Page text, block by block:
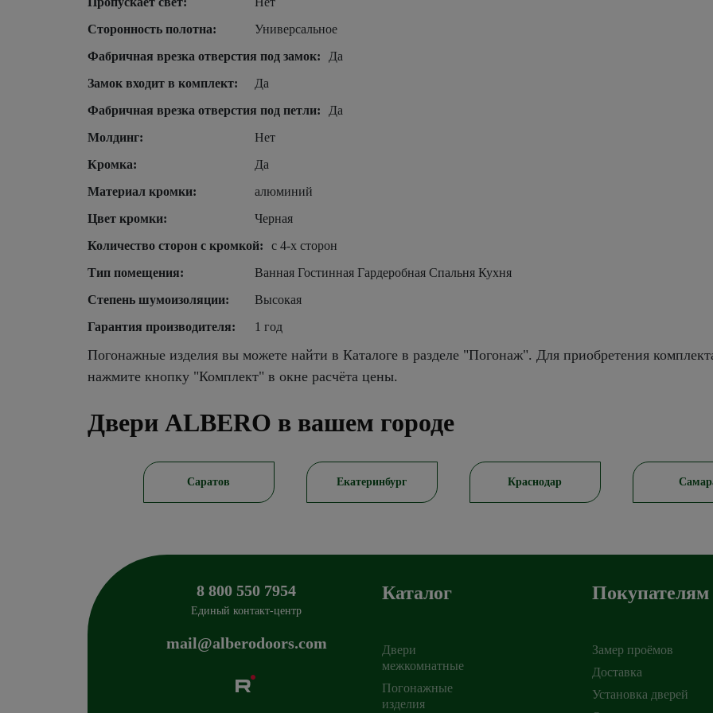
Сторонность полотна:
Универсальное
Фабричная врезка отверстия под замок:
Да
Замок входит в комплект:
Да
Фабричная врезка отверстия под петли:
Да
Молдинг:
Нет
Кромка:
Да
Материал кромки:
алюминий
Цвет кромки:
Черная
Количество сторон с кромкой:
с 4-х сторон
Тип помещения:
Ванная Гостинная Гардеробная Спальня Кухня
Степень шумоизоляции:
Высокая
Гарантия производителя:
1 год
Погонажные изделия вы можете найти в Каталоге в разделе "Погонаж". Для приобретения
нажмите кнопку "Комплект" в окне расчёта цены.
Двери ALBERO в вашем городе
Саратов Екатеринбург Краснодар
8 800 550 7954
Единый контакт-центр
mail@alberodoors.com
Каталог
Двери
межкомнатные
Погонажные
изделия
Покупателям
Замер проёмов
Доставка
Установка дверей